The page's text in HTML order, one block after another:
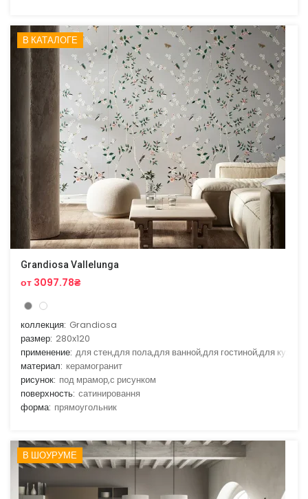
В КАТАЛОГЕ
Grandiosa Vallelunga
от 3097.78₴
коллекция: Grandiosa
размер: 280x120
применение: для стен,для пола,для ванной,для гостиной,для кухни
материал: керамогранит
рисунок: под мрамор,с рисунком
поверхность: сатинировання
форма: прямоугольник
В ШОУРУМЕ